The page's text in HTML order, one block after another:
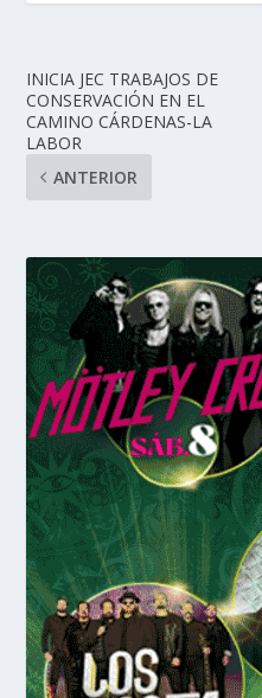
INICIA JEC TRABAJOS DE
CONSERVACIÓN EN EL
CAMINO CÁRDENAS-LA
LABOR
ANTERIOR